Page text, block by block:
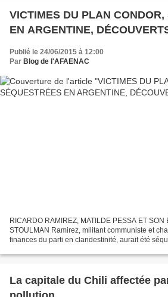
VICTIMES DU PLAN CONDOR,
EN ARGENTINE,
Publié le 24/06/2015 à 12:00
Par Blog de l'AFAENAC
RICARDO RAMIREZ, MATILDE PESSA ET SON
STOULMAN Ramirez, militant communiste et chargé de l'organisation et des
finances du parti en clandestinité, aurait été
La capitale du Chili affectée